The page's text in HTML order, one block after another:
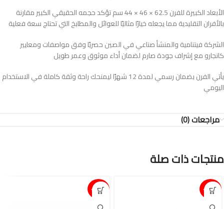
الأبعاد الكبيرة للفرن 62.5 × 46 × 44 سم تؤكد حجمه الحقيقي الكبير مقارنة
بالأفران التقليدية مما يجعله خيارًا مثاليًا للعوائل والمطابخ التي تحتاج سعة فعلية
الشركة فيتنامية والمنشأ صناعي في الصين حصريًا وفق مواصفات ومعايير
كانجارو مع إشراف جودة صارم لضمان أداء موثوق وعمر طويل
يأتي الفرن بضمان رسمي لمدة 12 شهرًا ليمنحك راحة وثقة كاملة في الاستخدام
اليومي
مراجعات (0)
منتجات ذات صلة
15%-
15%-